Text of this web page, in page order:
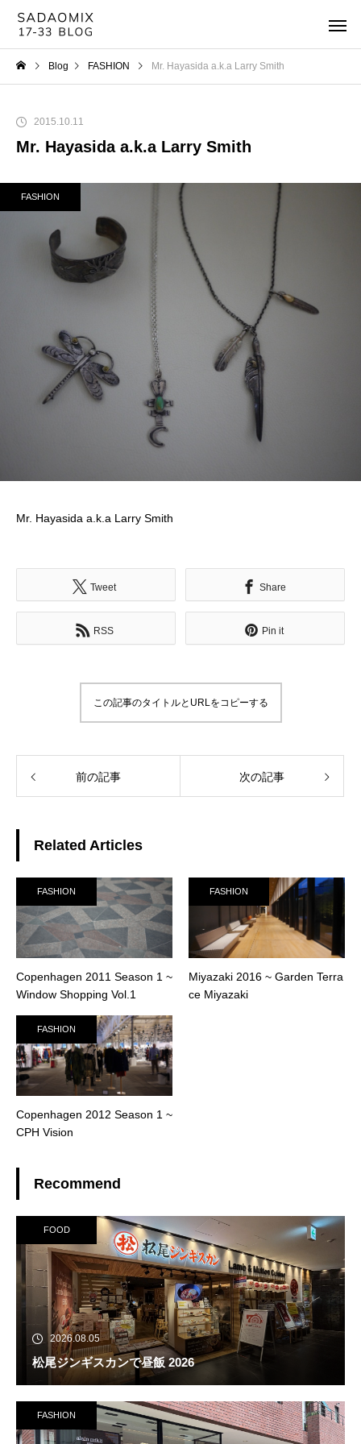
Blog FASHION Mr. Hayasida a.k.a Larry Smith
2015.10.11
Mr. Hayasida a.k.a Larry Smith
FASHION
Mr. Hayasida a.k.a Larry Smith
Tweet Share
RSS Pin it
この記事のタイトルとURLをコピーする
前の記事 次の記事
Related Articles
FASHION
Copenhagen 2011 Season 1 ~
Window Shopping Vol.1
FASHION
Miyazaki 2016 ~ Garden Terra
ce Miyazaki
FASHION
Copenhagen 2012 Season 1 ~
CPH Vision
Recommend
FOOD
2026.08.05
松尾ジンギスカンで昼飯 2026
FASHION